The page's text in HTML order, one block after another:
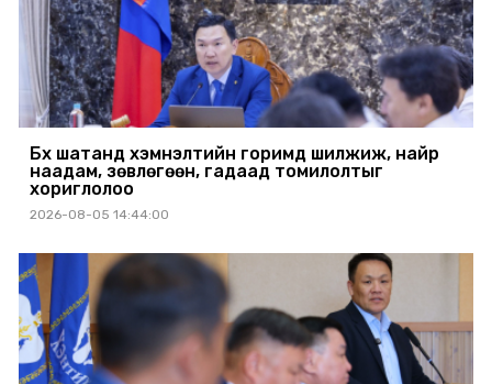
Бүх шатанд хэмнэлтийн горимд шилжиж, найр
наадам, зөвлөгөөн, гадаад томилолтыг
хориглолоо
2026-08-05 14:44:00